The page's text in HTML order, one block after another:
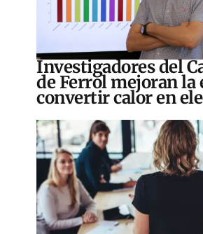
Investigadores del
de Ferrol mejoran la
convertir calor en